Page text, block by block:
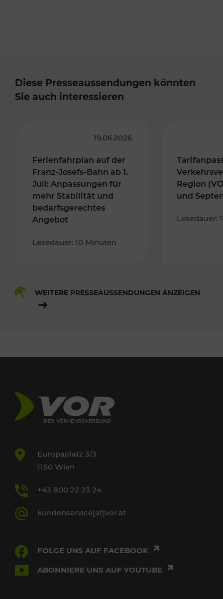
Diese Presseaussendungen könnten
Sie auch interessieren
19.06.2026
Ferienfahrplan auf der
Franz-Josefs-Bahn ab 1.
Juli: Anpassungen für
mehr Stabilität und
bedarfsgerechtes
Angebot
Lesedauer: 10 Minuten
Region
und
Lesedauer:
WEITERE PRESSEAUSSENDUNGEN ANZEIGEN
Europaplatz 3/3
1150 Wien
+43 800 22 23 24
kundenservice[at]vor.at
FOLGE UNS AUF FACEBOOK
ABONNIERE UNS AUF YOUTUBE